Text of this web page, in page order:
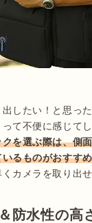
したい！と思っ
て不便に感じて
を選ぶ際は、側
るものがおすす
カメラを取り出せ
防水性の高